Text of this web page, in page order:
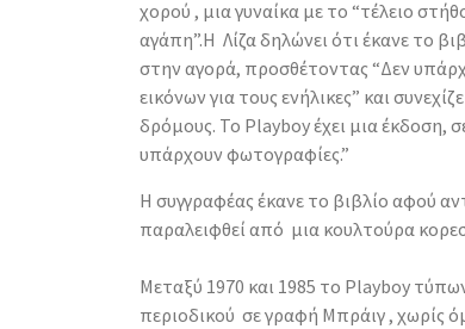
χορού , μια γυναίκα με το “τέλειο
αγάπη”.Η Λίζα δηλώνει ότι έκανε το
στην αγορά, προσθέτοντας “Δεν
εικόνων για τους ενήλικες” και
δρόμους. Το Playboy έχει μια έκδοση,
υπάρχουν φωτογραφίες.”
Η συγγραφέας έκανε το βιβλίο αφού
παραλειφθεί από μια κουλτούρα
Μεταξύ 1970 και 1985 το Playboy
περιοδικού σε γραφή Μπράιγ , χωρίς